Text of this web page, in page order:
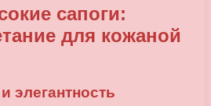
сапоги:
для кожаной
элегантность